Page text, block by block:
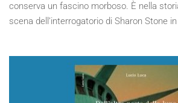
conserva un fascino morboso. È nella
scena dell’interrogatorio di Sharon Stone